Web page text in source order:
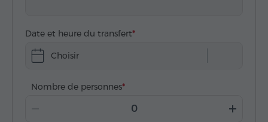
Date et heure du transfert
Choisir
Nombre de personnes